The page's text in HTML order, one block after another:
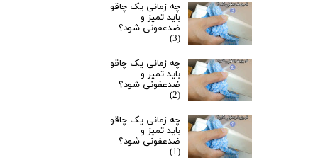
چه زمانی یک چاقو
باید تمیز و
ضدعفونی شود؟
(3)
چه زمانی یک چاقو
باید تمیز و
ضدعفونی شود؟
(2)
چه زمانی یک چاقو
باید تمیز و
ضدعفونی شود؟
(1)